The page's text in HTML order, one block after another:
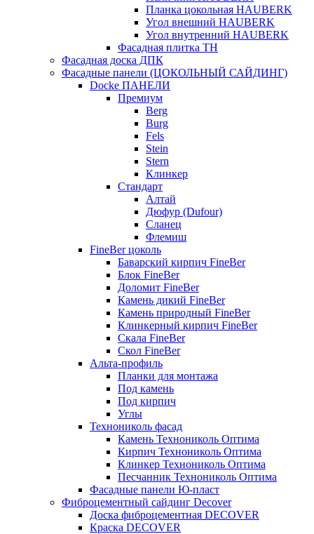
Планка цокольная HAUBERK
Угол внешний HAUBERK
Угол внутренний HAUBERK
Фасадная плитка ТН
Фасадная доска ДПК
Фасадные панели (ЦОКОЛЬНЫЙ САЙДИНГ)
Docke ПАНЕЛИ
Премиум
Berg
Burg
Fels
Stein
Stern
Клинкер
Стандарт
Алтай
Дюфур (Dufour)
Сланец
Флемиш
FineBer цоколь
Баварский кирпич FineBer
Блок FineBer
Доломит FineBer
Камень дикий FineBer
Камень природный FineBer
Клинкерный кирпич FineBer
Скала FineBer
Скол FineBer
Альта-профиль
Планки для монтажа
Под камень
Под кирпич
Углы
Технониколь фасад
Камень Технониколь Оптима
Кирпич Технониколь Оптима
Клинкер Технониколь Оптима
Песчанник Технониколь Оптима
Фасадные панели Ю-пласт
Фиброцементный сайдинг Decover
Доска фиброцементная DECOVER
Краска DECOVER